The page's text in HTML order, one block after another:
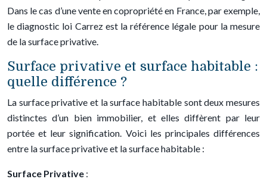
Dans le cas d’une vente en copropriété en France, par exemple,
le diagnostic loi Carrez est la référence légale pour la mesure
de la surface privative.
Surface privative et surface habitable :
quelle différence ?
La surface privative et la surface habitable sont deux mesures
distinctes d’un bien immobilier, et elles diffèrent par leur
portée et leur signification. Voici les principales différences
entre la surface privative et la surface habitable :
Surface Privative :